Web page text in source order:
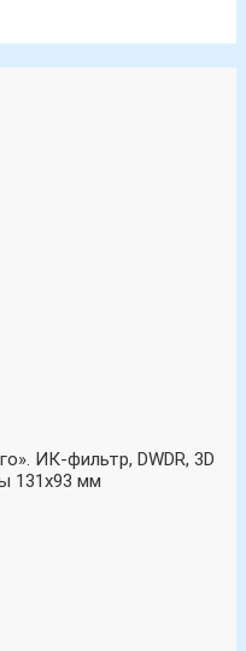
ИК-фильтр, DWDR, 3D
131х93 мм